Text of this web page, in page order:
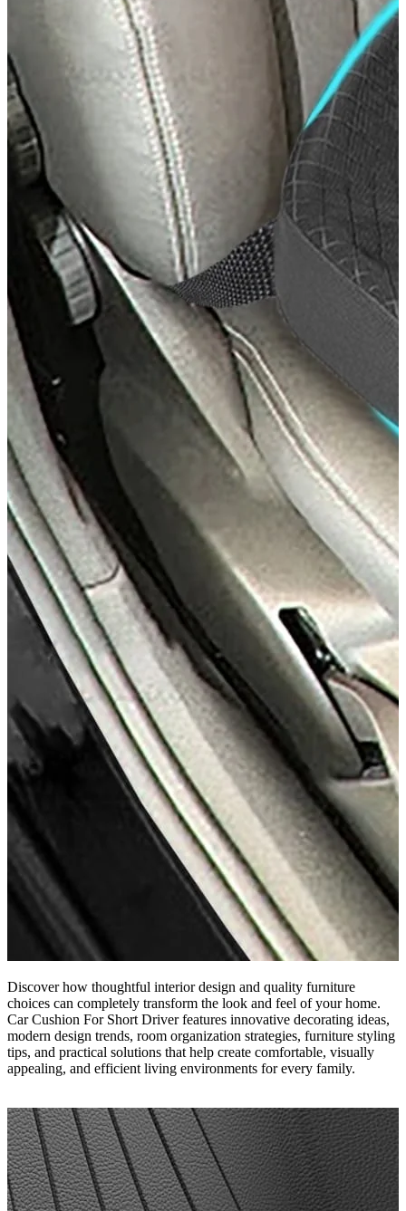
Discover how thoughtful interior design and quality furniture
choices can completely transform the look and feel of your home.
Car Cushion For Short Driver features innovative decorating ideas,
modern design trends, room organization strategies, furniture styling
tips, and practical solutions that help create comfortable, visually
appealing, and efficient living environments for every family.